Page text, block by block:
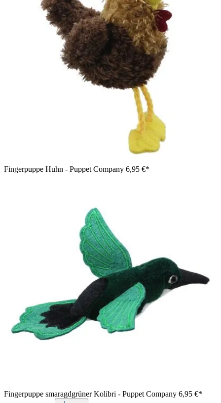
Fingerpuppe Huhn - Puppet Company 6,95 €*
Fingerpuppe smaragdgrüner Kolibri - Puppet Company 6,95 €*